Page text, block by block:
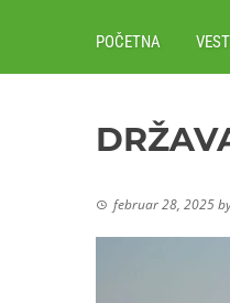
POČETNA
februar 28, 2025